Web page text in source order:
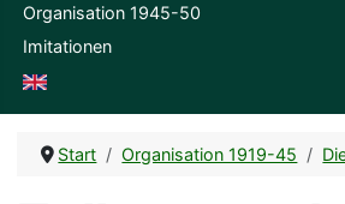
Organisation 1945-50
Imitationen
English
Start Organisation 1919-45